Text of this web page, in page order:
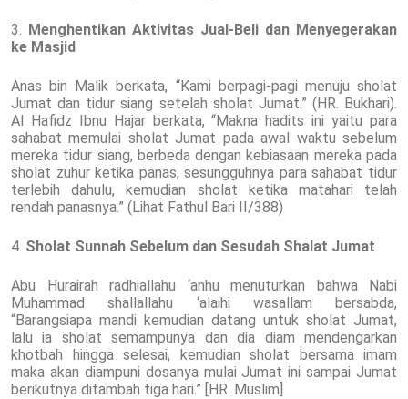
3. Menghentikan Aktivitas Jual-Beli dan Menyegerakan
ke Masjid
Anas bin Malik berkata, “Kami berpagi-pagi menuju sholat
Jumat dan tidur siang setelah sholat Jumat.” (HR. Bukhari).
Al Hafidz Ibnu Hajar berkata, “Makna hadits ini yaitu para
sahabat memulai sholat Jumat pada awal waktu sebelum
mereka tidur siang, berbeda dengan kebiasaan mereka pada
sholat zuhur ketika panas, sesungguhnya para sahabat tidur
terlebih dahulu, kemudian sholat ketika matahari telah
rendah panasnya.” (Lihat Fathul Bari II/388)
4. Sholat Sunnah Sebelum dan Sesudah Shalat Jumat
Abu Hurairah radhiallahu ‘anhu menuturkan bahwa Nabi
Muhammad shallallahu ‘alaihi wasallam bersabda,
“Barangsiapa mandi kemudian datang untuk sholat Jumat,
lalu ia sholat semampunya dan dia diam mendengarkan
khotbah hingga selesai, kemudian sholat bersama imam
maka akan diampuni dosanya mulai Jumat ini sampai Jumat
berikutnya ditambah tiga hari.” [HR. Muslim]